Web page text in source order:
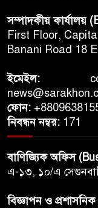
সম্পাদকীয়
First Floor,
Banani Road 18
ইমেইল:
ফোন:
নিবন্ধন নম্বর: 171
বাণিজ্যিক অফিস
এ-১৩, ১০/এ
বিজ্ঞাপন ও